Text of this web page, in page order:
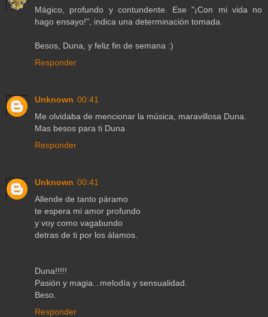
Mágico, profundo y contundente. Ese "¡Con mi vida no
hago ensayo!", indica una determinación tomada.
Besos, Duna, y feliz fin de semana :)
Responder
Unknown 00:41
Me olvidaba de mencionar la música, maravillosa Duna.
Mas besos para ti Duna
Responder
Unknown 00:41
Allende de tanto páramo
te espera mi amor profundo
y voy como vagabundo
detras de ti por los álamos.
Duna!!!!!
Pasión y magia...melodía y sensualidad.
Beso.
Responder